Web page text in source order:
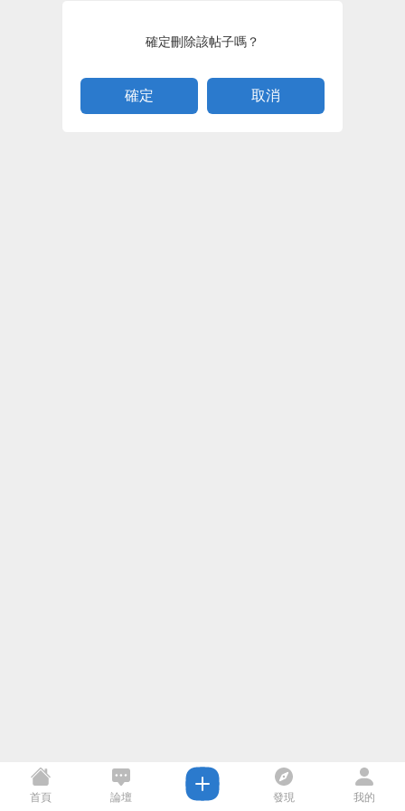
確定刪除該帖子嗎？
取消
首頁 論壇 發現 我的